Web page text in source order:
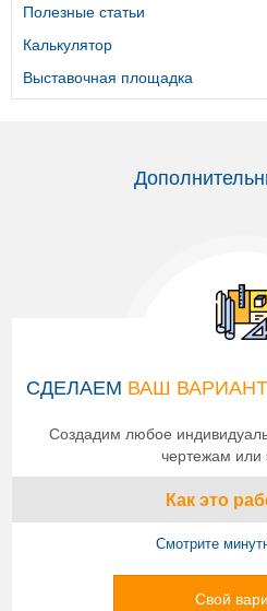
Полезные статьи
Калькулятор
Выставочная площадка
СДЕЛАЕМ ВАШ ВАРИАНТ
Создадим любое
чертежам или
Как это
Смотрите
Свой